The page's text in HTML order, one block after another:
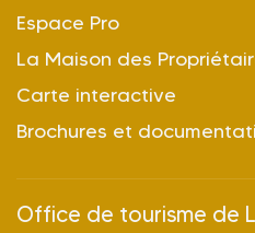
Espace Pro
La Maison des
Carte interactive
Brochures et
Office de tourisme de